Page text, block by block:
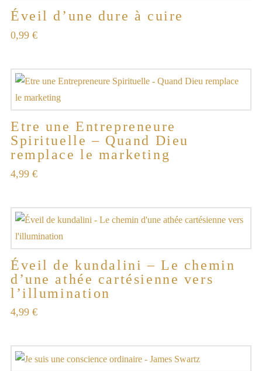
Éveil d’une dure à cuire
0,99 €
Etre une Entrepreneure
Spirituelle – Quand Dieu
remplace le marketing
4,99 €
Éveil de kundalini – Le chemin
d’une athée cartésienne vers
l’illumination
4,99 €